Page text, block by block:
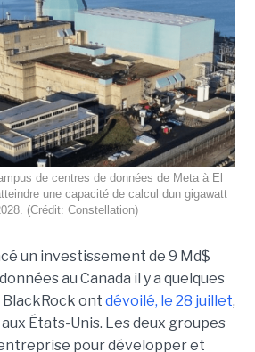
de centres de données de Meta à El
une capacité de calcul dun gigawatt
(Crédit: Constellation)
un investissement de 9 Md$
au Canada il y a quelques
ont dévoilé, le 28 juillet,
États-Unis. Les deux groupes
pour développer et